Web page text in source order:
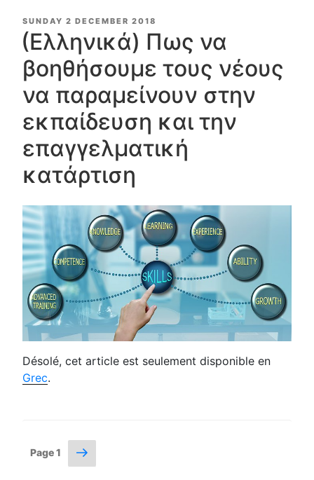
POSTED
ON
SUNDAY 2 DECEMBER 2018
(Ελληνικά) Πως να
βοηθήσουμε τους νέους
να παραμείνουν στην
εκπαίδευση και την
επαγγελματική
κατάρτιση
Désolé, cet article est seulement disponible en
Grec.
Posts
Page1
Next
page